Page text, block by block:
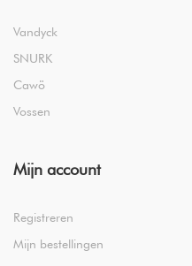
Vandyck
SNURK
Cawö
Vossen
Mijn account
Registreren
Mijn bestellingen